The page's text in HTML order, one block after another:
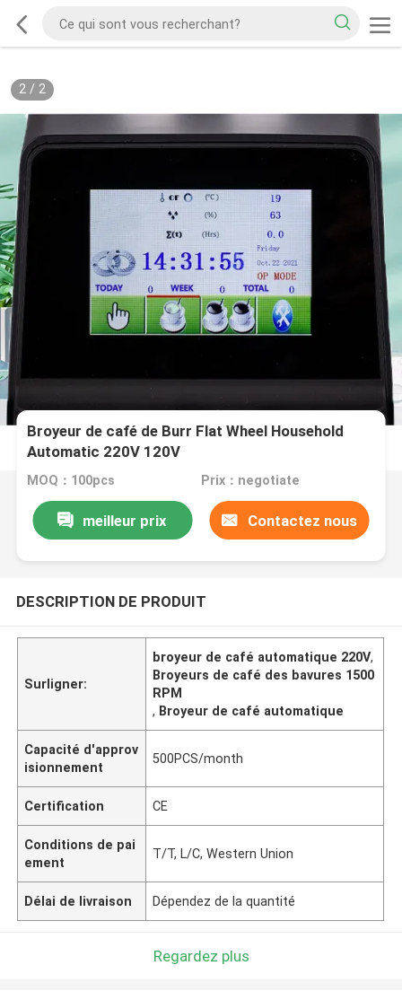
2/ 2
Broyeur de café de Burr Flat Wheel Household
Automatic 220V 120V
MOQ：100pcs Prix：negotiate
meilleur prix Contactez nous
DESCRIPTION DE PRODUIT
Surligner:
broyeur de café automatique 220V,
Broyeurs de café des bavures 1500
RPM
, Broyeur de café automatique
Capacité d'approv
isionnement
500PCS/month
Certification CE
Conditions de pai
ement
T/T, L/C, Western Union
Délai de livraison Dépendez de la quantité
Regardez plus